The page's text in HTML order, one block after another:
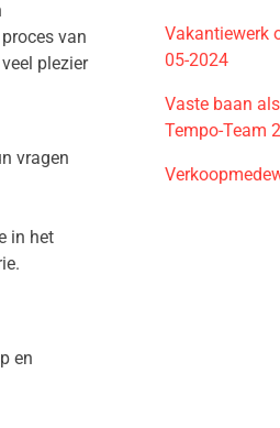
van
plezier
vragen
in het
en
Vakantiewerk
05-2024
Vaste baan
Tempo-Team